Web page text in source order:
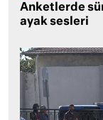
Anketlerde
ayak sesleri